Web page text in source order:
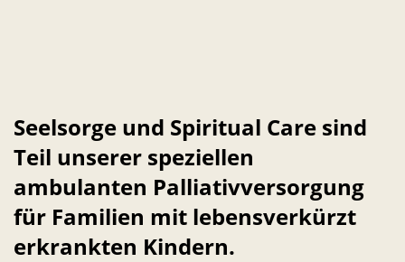
Seelsorge und Spiritual Care sind
Teil unserer speziellen
ambulanten Palliativversorgung
für Familien mit lebensverkürzt
erkrankten Kindern.